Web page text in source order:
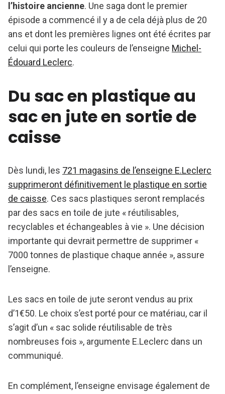
l’histoire ancienne. Une saga dont le premier
épisode a commencé il y a de cela déjà plus de 20
ans et dont les premières lignes ont été écrites par
celui qui porte les couleurs de l’enseigne Michel-
Édouard Leclerc.
Du sac en plastique au
sac en jute en sortie de
caisse
Dès lundi, les 721 magasins de l’enseigne E.Leclerc
supprimeront définitivement le plastique en sortie
de caisse. Ces sacs plastiques seront remplacés
par des sacs en toile de jute « réutilisables,
recyclables et échangeables à vie ». Une décision
importante qui devrait permettre de supprimer «
7000 tonnes de plastique chaque année », assure
l’enseigne.
Les sacs en toile de jute seront vendus au prix
d’1€50. Le choix s’est porté pour ce matériau, car il
s’agit d’un « sac solide réutilisable de très
nombreuses fois », argumente E.Leclerc dans un
communiqué.
En complément, l’enseigne envisage également de